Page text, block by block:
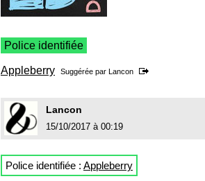
Police identifiée
Appleberry Suggérée par Lancon
Lancon
15/10/2017 à 00:19
Police identifiée : Appleberry